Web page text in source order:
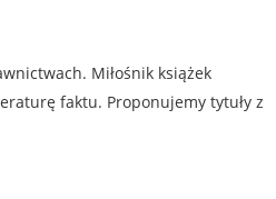
Miłośnik książek
faktu. Proponujemy tytuły z